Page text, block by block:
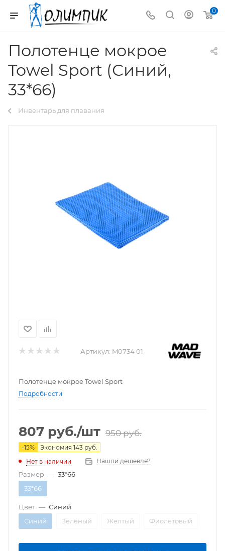
0
Полотенце мокрое
Towel Sport (Синий,
33*66)
Инвентарь для плавания
Артикул: M0734 01
Полотенце мокрое Towel Sport
Подробности
807 руб./шт 950руб.
-15% Экономия 143 руб.
Нет в наличии
Нашли дешевле?
Размер — 33*66
33*66
Цвет — Синий
Синий
Зелёный Желтый Фиолетовый